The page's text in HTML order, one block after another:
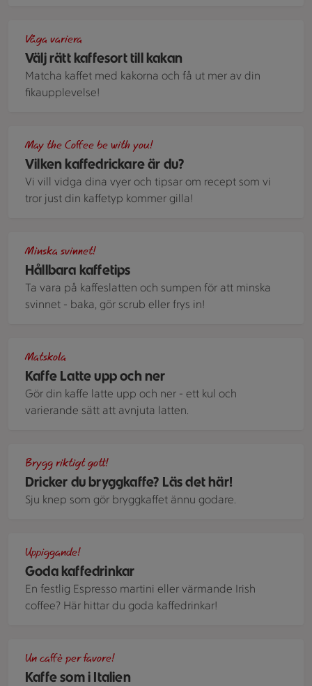
Välj rätt kaffesort till kakan
Våga variera
Matcha kaffet med kakorna och få ut mer av din
fikaupplevelse!
Vilken kaffedrickare är du?
May the Coffee be with you!
Vi vill vidga dina vyer och tipsar om recept som vi
tror just din kaffetyp kommer gilla!
Hållbara kaffetips
Minska svinnet!
Ta vara på kaffeslatten och sumpen för att minska
svinnet - baka, gör scrub eller frys in!
Kaffe Latte upp och ner
Matskola
Gör din kaffe latte upp och ner - ett kul och
varierande sätt att avnjuta latten.
Dricker du bryggkaffe? Läs det här!
Brygg riktigt gott!
Sju knep som gör bryggkaffet ännu godare.
Goda kaffedrinkar
Uppiggande!
En festlig Espresso martini eller värmande Irish
coffee? Här hittar du goda kaffedrinkar!
Kaffe som i Italien
Un caffè per favore!